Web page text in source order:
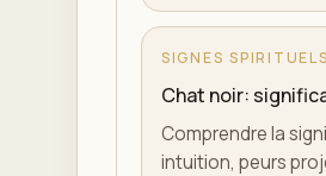
SIGNES SPIRITUELS
Chat noir:
Comprendre la
intuition, peurs